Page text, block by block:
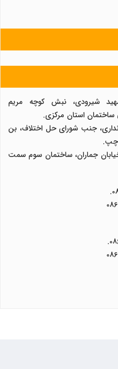
1: خیابان شهید شیرودی، نبش کوچه مریم
ساختمان استان مرکزی.
میدان فرمانداری، جنب شورای حل اختلاف، بن
چپ.
جماران، ساختمان سوم سمت